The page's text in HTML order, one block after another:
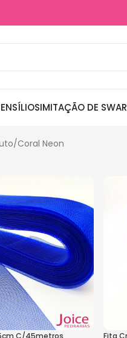
IMITAÇÃO DE
Coral Neon